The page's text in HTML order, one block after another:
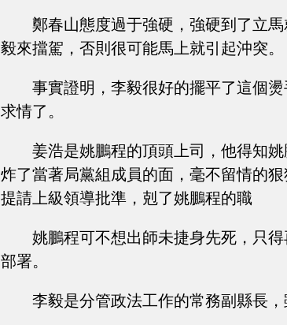
鄭春山態度過于強硬，強硬到了立
毅來擋駕，否則很可能馬上就引起沖突。
事實證明，李毅很好的擺平了這個
求情了。
姜浩是姚鵬程的頂頭上司，他得知
炸了當著局黨組成員的面，毫不留情的
提請上級領導批準，剋了姚鵬程的職
姚鵬程可不想出師未捷身先死，只
部署。
李毅是分管政法工作的常務副縣長